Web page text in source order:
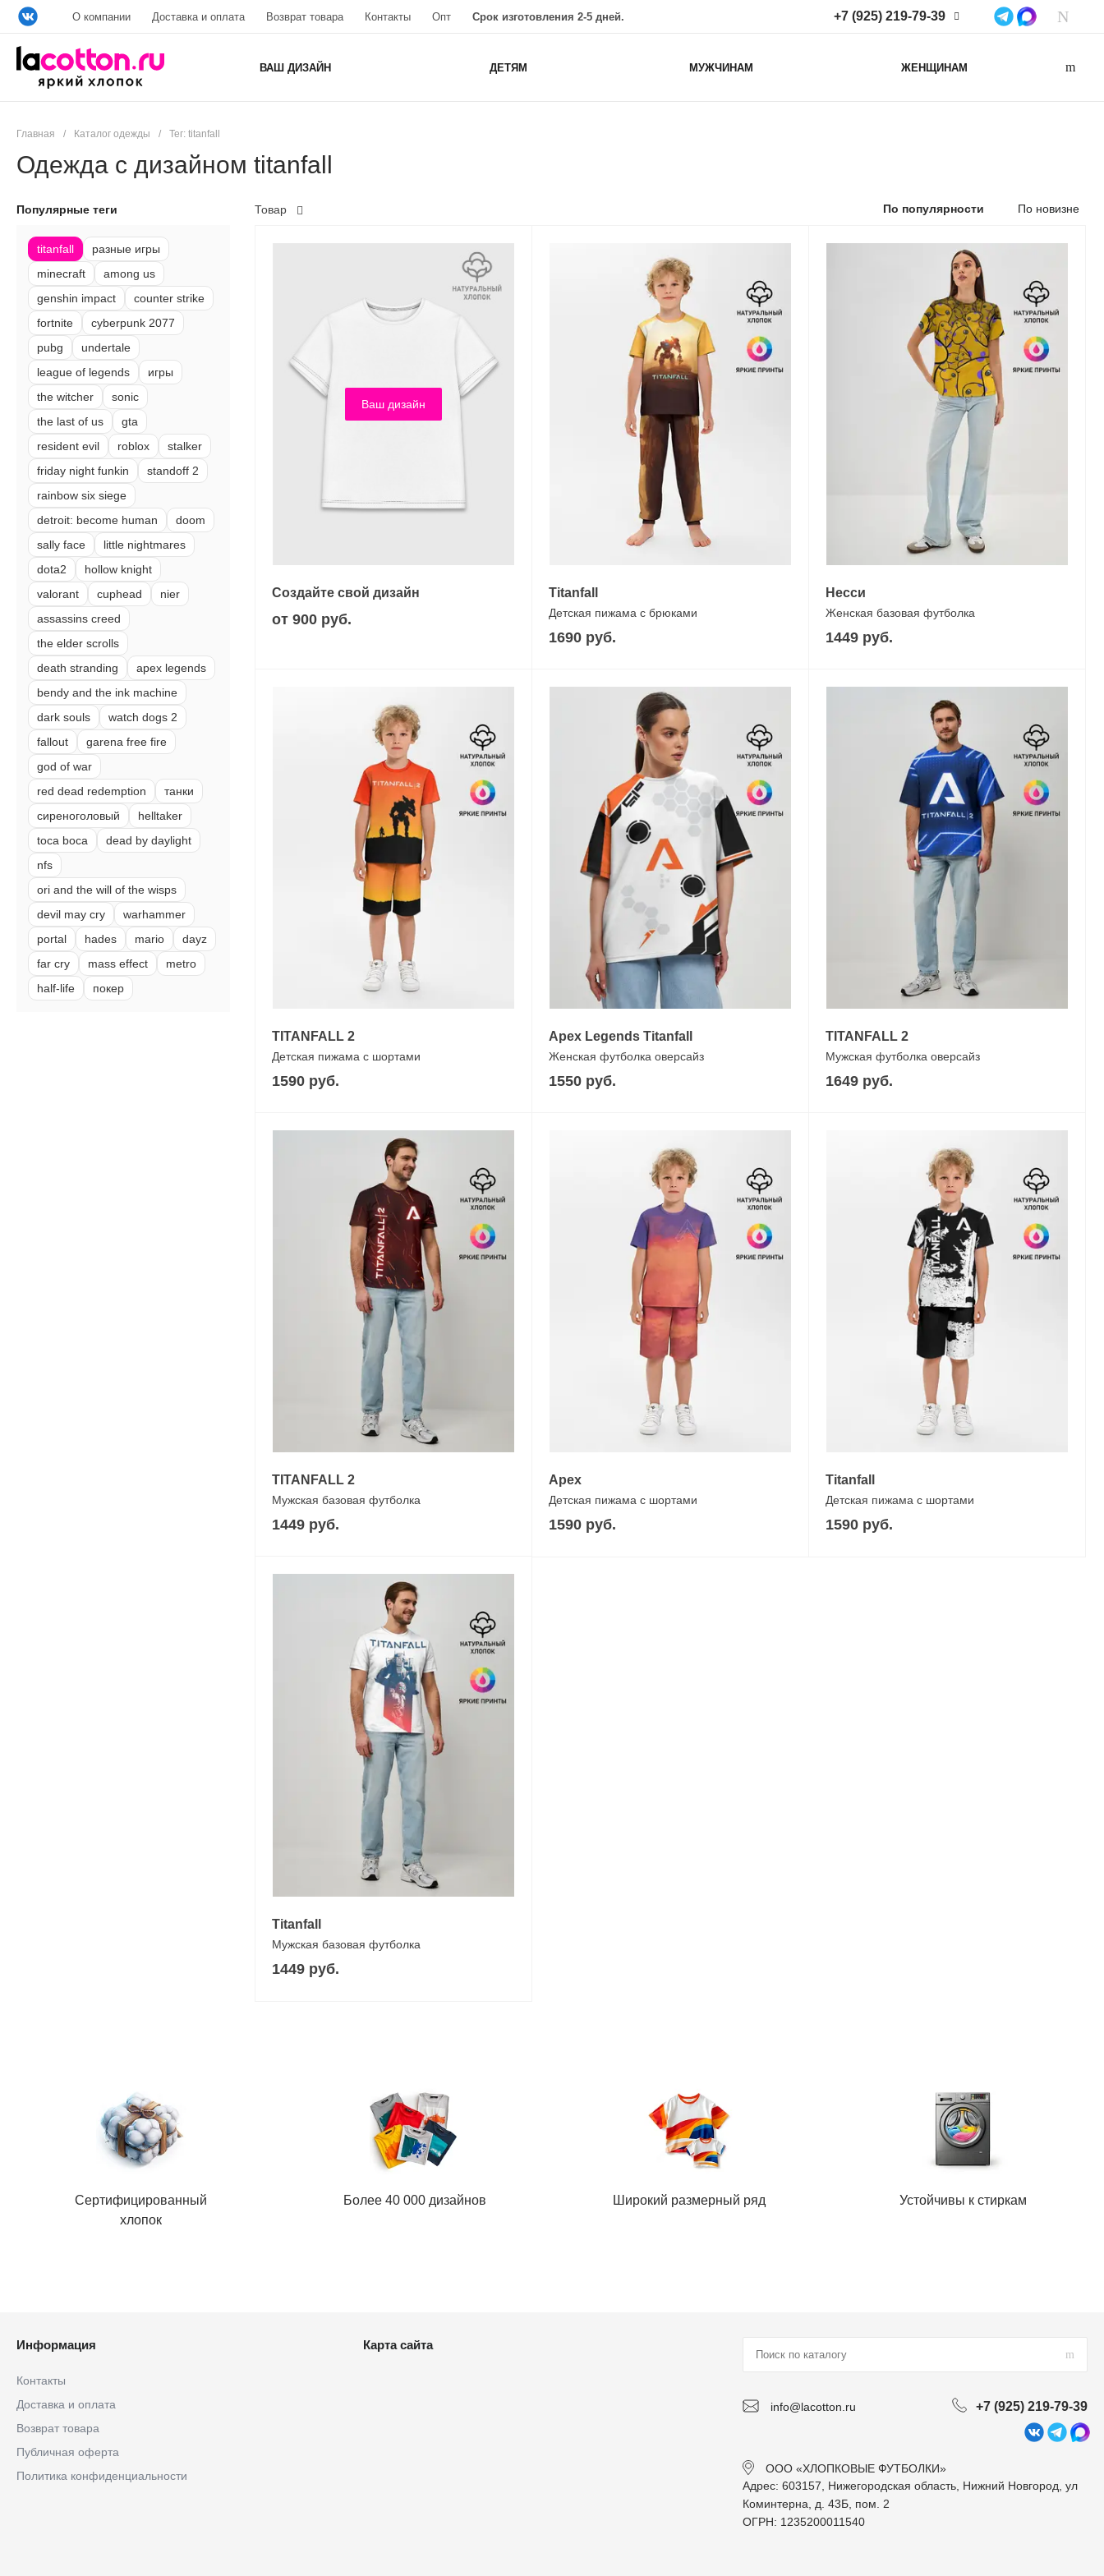
О компании Доставка и оплата Возврат товара Контакты Опт Срок изготовления 2-5 дней. +7 (925) 219-79-39
Нижегородская область,
ВАШ ДИЗАЙН ДЕТЯМ МУЖЧИНАМ ЖЕНЩИНАМ
Главная / Каталог одежды / Тег: titanfall
Одежда с дизайном titanfall
Популярные теги
titanfall
разные игры
minecraft
among us
genshin impact
counter strike
fortnite
cyberpunk 2077
pubg
undertale
league of legends
игры
the witcher
sonic
the last of us
gta
resident evil
roblox
stalker
friday night funkin
standoff 2
rainbow six siege
detroit: become human
doom
sally face
little nightmares
dota2
hollow knight
valorant
cuphead
nier
assassins creed
the elder scrolls
death stranding
apex legends
bendy and the ink machine
dark souls
watch dogs 2
fallout
garena free fire
god of war
red dead redemption
танки
сиреноголовый
helltaker
toca boca
dead by daylight
nfs
ori and the will of the wisps
devil may cry
warhammer
portal
hades mario
dayz
far cry
mass effect
metro
half-life
покер
Товар По популярности По новизне
Ваш дизайн
Создайте свой дизайн
от 900 руб.
Titanfall
Детская пижама с брюками
1690 руб.
Несси
Женская базовая футболка
1449 руб.
TITANFALL 2
Детская пижама с шортами
1590 руб.
Apex Legends Titanfall
Женская футболка оверсайз
1550 руб.
TITANFALL 2
Мужская футболка оверсайз
1649 руб.
TITANFALL 2
Мужская базовая футболка
1449 руб.
Apex
Детская пижама с шортами
1590 руб.
Titanfall
Детская пижама с шортами
1590 руб.
Titanfall
Мужская базовая футболка
1449 руб.
Сертифицированный
хлопок
Более 40 000 дизайнов Широкий размерный ряд Устойчивы к стиркам
Информация
Контакты
Доставка и оплата
Возврат товара
Публичная оферта
Политика конфиденциальности
Карта сайта
info@lacotton.ru +7 (925) 219-79-39
ООО «ХЛОПКОВЫЕ ФУТБОЛКИ»
Адрес: 603157, Нижегородская область, Нижний Новгород, ул
Коминтерна, д. 43Б, пом. 2
ОГРН: 1235200011540